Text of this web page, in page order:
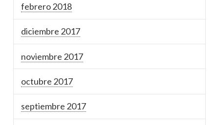
febrero 2018
diciembre 2017
noviembre 2017
octubre 2017
septiembre 2017